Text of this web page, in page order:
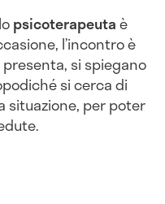
psicoterapeutaè
l’incontro è
si spiegano
si cerca di
situazione, per poter